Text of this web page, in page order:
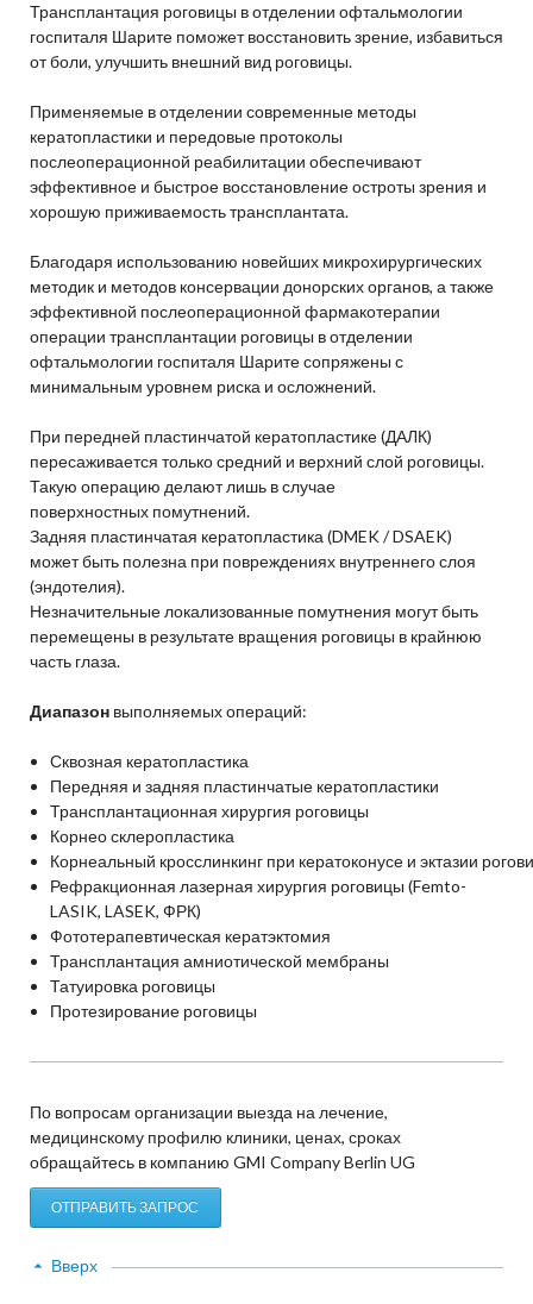
Трансплантация роговицы в отделении офтальмологии
госпиталя Шарите поможет восстановить зрение, избавиться
от боли, улучшить внешний вид роговицы.
Применяемые в отделении современные методы
кератопластики и передовые протоколы
послеоперационной реабилитации обеспечивают
эффективное и быстрое восстановление остроты зрения и
хорошую приживаемость трансплантата.
Благодаря использованию новейших микрохирургических
методик и методов консервации донорских органов, а также
эффективной послеоперационной фармакотерапии
операции трансплантации роговицы в отделении
офтальмологии госпиталя Шарите сопряжены с
минимальным уровнем риска и осложнений.
При передней пластинчатой кератопластике (ДАЛК)
пересаживается только средний и верхний слой роговицы.
Такую операцию делают лишь в случае
поверхностных помутнений.
Задняя пластинчатая кератопластика (DMEK / DSAEK)
может быть полезна при повреждениях внутреннего слоя
(эндотелия).
Незначительные локализованные помутнения могут быть
перемещены в результате вращения роговицы в крайнюю
часть глаза.
Диапазонвыполняемых операций:
Сквозная кератопластика
Передняя и задняя пластинчатые кератопластики
Трансплантационная хирургия роговицы
Корнео склеропластика
Корнеальный кросслинкинг при кератоконусе и эктазии
Рефракционная лазерная хирургия роговицы (Femto-
LASIK, LASEK, ФРК)
Фототерапевтическая кератэктомия
Трансплантация амниотической мембраны
Татуировка роговицы
Протезирование роговицы
По вопросам организации выезда на лечение,
медицинскому профилю клиники, ценах, сроках
обращайтесь в компанию GMI Company Berlin UG
ОТПРАВИТЬ ЗАПРОС
Вверх